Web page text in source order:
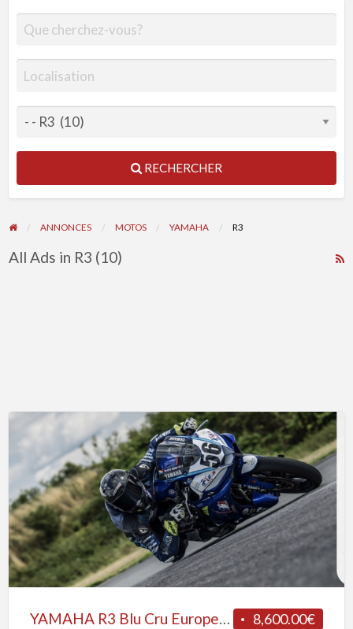
RECHERCHER
ANNONCES MOTOS YAMAHA R3
All Ads in R3 (10)
YAMAHA
R3
Blu
Cru
European
Cup
8,600.00€
YAMAHA R3 Blu Cru European Cup